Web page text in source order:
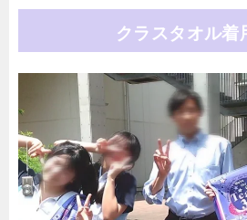
クラスタオル着